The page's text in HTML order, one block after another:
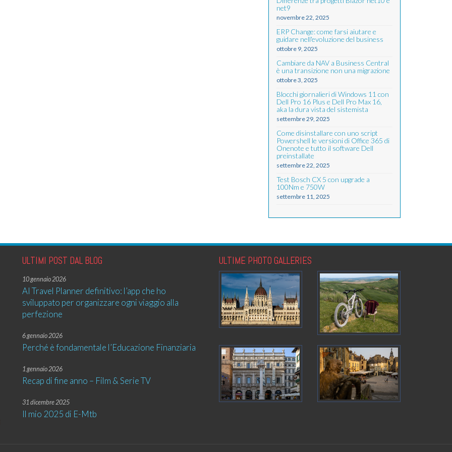
net9
novembre 22, 2025
ERP Change: come farsi aiutare e
guidare nell'evoluzione del business
ottobre 9, 2025
Cambiare da NAV a Business Central
è una transizione non una migrazione
ottobre 3, 2025
Blocchi giornalieri di Windows 11 con
Dell Pro 16 Plus e Dell Pro Max 16,
aka la dura vista del sistemista
settembre 29, 2025
Come disinstallare con uno script
Powershell le versioni di Office 365 di
Onenote e tutto il software Dell
preinstallate
settembre 22, 2025
Test Bosch CX 5 con upgrade a
100Nm e 750W
settembre 11, 2025
ULTIMI POST DAL BLOG
10 gennaio 2026
AI Travel Planner definitivo: l’app che ho
sviluppato per organizzare ogni viaggio alla
perfezione
6 gennaio 2026
Perché è fondamentale l’Educazione Finanziaria
1 gennaio 2026
Recap di fine anno – Film & Serie TV
31 dicembre 2025
Il mio 2025 di E-Mtb
ULTIME PHOTO GALLERIES